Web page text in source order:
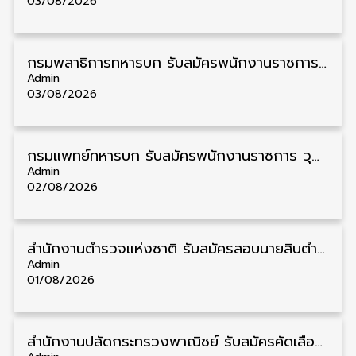
กรมพลาธิการทหารบก รับสมัครพนักงานราชการ วุฒิ ม.3/ม.6/ปวช. 66 อัตรา รับสมัคร 10 – 17 สิงหาคม
Admin
03/08/2026
กรมแพทย์ทหารบก รับสมัครพนักงานราชการ วุฒิ ม.3/ม.6/ปวช./ปวท./ปวส. 6 อัตรา รับสมัคร 3 – 7 สิงหาคม
Admin
02/08/2026
สำนักงานตำรวจแห่งชาติ รับสมัครสอบนายสิบตำรวจ วุฒิ ม.6/ปวช. 6,000 อัตรา รับสมัคร 8 – 19 สิงหาคม
Admin
01/08/2026
สำนักงานปลัดกระทรวงพาณิชย์ รับสมัครคัดเลือกพนักงานราชการ วุฒิ ปวส./ป.ตรี 11 อัตรา รับสมัคร 10 – 21 สิงหาคม